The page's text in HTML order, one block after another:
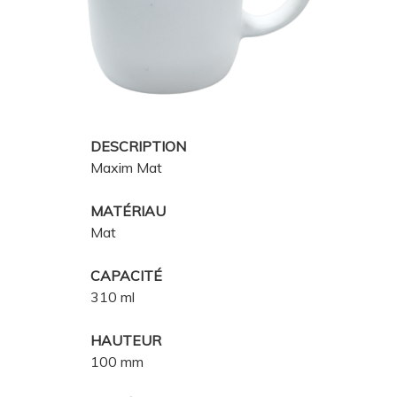
DESCRIPTION
Maxim Mat
MATÉRIAU
Mat
CAPACITÉ
310 ml
HAUTEUR
100 mm